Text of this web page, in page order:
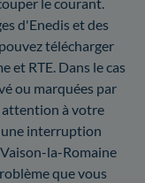
d'Enedis et des
télécharger
et RTE. Dans le cas
ou marquées par
attention à votre
interruption
la-Romaine
que vous